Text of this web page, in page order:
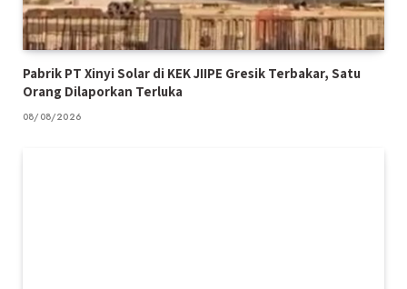
Pabrik PT Xinyi Solar di KEK JIIPE Gresik Terbakar, Satu
Orang Dilaporkan Terluka
08/08/2026